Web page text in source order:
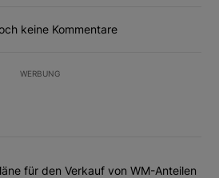
keine Kommentare
WERBUNG
der am meisten kommentierten
Titel "Fifa verwirft Pläne für den
für den Verkauf von WM-Anteilen